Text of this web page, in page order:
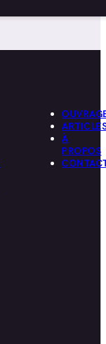
À
PROPOS